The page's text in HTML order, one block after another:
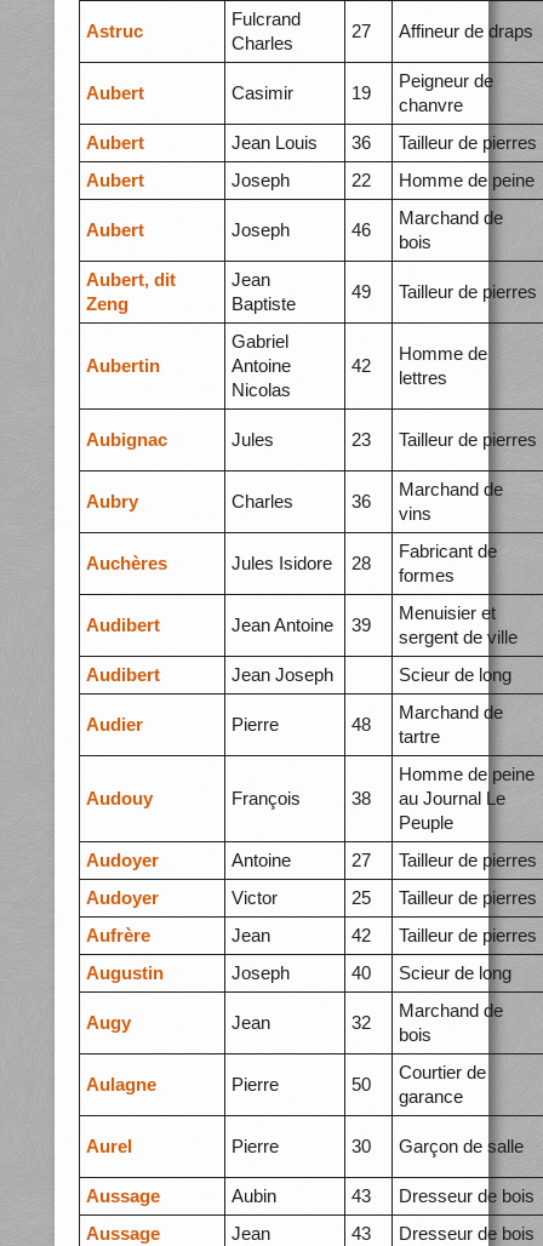
Astruc
Fulcrand
Charles
27 Affineur de draps
Aubert Casimir 19
Peigneur de
chanvre
Aubert
Jean Louis 36
Tailleur de pierres
Aubert
Joseph 22 Homme de peine
Aubert Joseph 46
Marchand de
bois
Aubert, dit
Zeng
Jean
Baptiste
49 Tailleur de pierres
Aubertin
Gabriel
Antoine
Nicolas
42
Homme de
lettres
Aubignac Jules 23 Tailleur de pierres
Aubry Charles 36
Marchand de
vins
Auchères Jules Isidore 28
Fabricant de
formes
Audibert Jean Antoine 39
Menuisier et
sergent de ville
Audibert
Jean Joseph Scieur de long
Audier Pierre 48
Marchand de
tartre
Audouy François 38
Homme de peine
au Journal Le
Peuple
Audoyer
Antoine 27
Tailleur de pierres
Audoyer
Victor 25
Tailleur de pierres
Aufrère
Jean 42
Tailleur de pierres
Augustin
Joseph 40 Scieur de long
Augy Jean 32
Marchand de
bois
Aulagne Pierre 50
Courtier de
garance
Aurel Pierre 30 Garçon de salle
Aussage Aubin 43
Dresseur de bois
Aussage
Jean 43
Dresseur de bois